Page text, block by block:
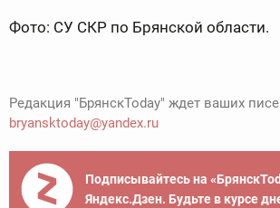
Фото: СУ СКР по Брянской области.
Редакция "БрянскToday" ждет ваших
bryansktoday@yandex.ru
Подписывайтесь на
Яндекс.Дзен. Будьте в курсе